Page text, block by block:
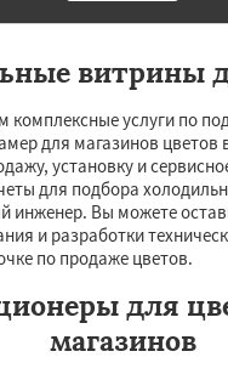
витрины
комплексные услуги по
для магазинов цветов
установку и
для подбора
инженер. Вы можете
и разработки
по продаже цветов.
для
магазинов